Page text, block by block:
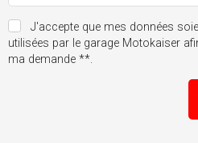
J'accepte que mes données
utilisées par le garage Motokaiser
ma demande **.